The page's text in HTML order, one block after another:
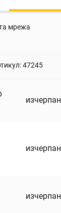
мрежа
47245
изчерпан
изчерпан
изчерпан